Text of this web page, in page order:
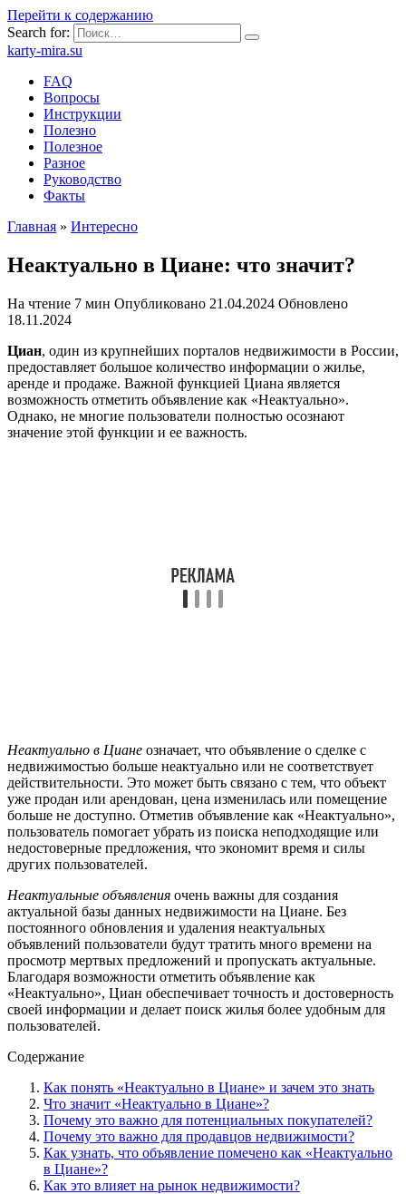
Перейти к содержанию
Search for:
karty-mira.su
FAQ
Вопросы
Инструкции
Полезно
Полезное
Разное
Руководство
Факты
Главная » Интересно
Неактуально в Циане: что значит?
На чтение 7 мин Опубликовано 21.04.2024 Обновлено
18.11.2024
Циан, один из крупнейших порталов недвижимости в России,
предоставляет большое количество информации о жилье,
аренде и продаже. Важной функцией Циана является
возможность отметить объявление как «Неактуально».
Однако, не многие пользователи полностью осознают
значение этой функции и ее важность.
Неактуально в Циане означает, что объявление о сделке с
недвижимостью больше неактуально или не соответствует
действительности. Это может быть связано с тем, что объект
уже продан или арендован, цена изменилась или помещение
больше не доступно. Отметив объявление как «Неактуально»,
пользователь помогает убрать из поиска неподходящие или
недостоверные предложения, что экономит время и силы
других пользователей.
Неактуальные объявления очень важны для создания
актуальной базы данных недвижимости на Циане. Без
постоянного обновления и удаления неактуальных
объявлений пользователи будут тратить много времени на
просмотр мертвых предложений и пропускать актуальные.
Благодаря возможности отметить объявление как
«Неактуально», Циан обеспечивает точность и достоверность
своей информации и делает поиск жилья более удобным для
пользователей.
Содержание
Как понять «Неактуально в Циане» и зачем это знать
Что значит «Неактуально в Циане»?
Почему это важно для потенциальных покупателей?
Почему это важно для продавцов недвижимости?
Как узнать, что объявление помечено как «Неактуально
в Циане»?
Как это влияет на рынок недвижимости?